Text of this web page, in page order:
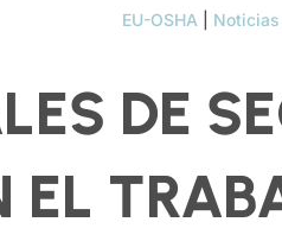
EU-OSHA Noticias
DE
EL